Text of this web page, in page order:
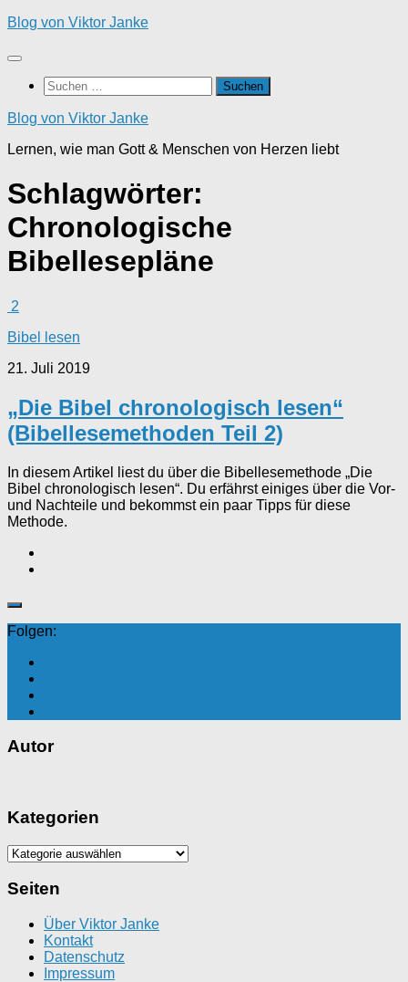
Zum
springen
Blog von Viktor Janke
Suchen
nach:
Blog von Viktor Janke
Lernen, wie man Gott & Menschen von Herzen liebt
Schlagwörter:
Chronologische
Bibellesepläne
2
Bibel lesen
21. Juli 2019
„Die Bibel chronologisch lesen“
(Bibellesemethoden Teil 2)
In diesem Artikel liest du über die Bibellesemethode „Die
Bibel chronologisch lesen“. Du erfährst einiges über die Vor-
und Nachteile und bekommst ein paar Tipps für diese
Methode.
Folgen:
Autor
Kategorien
Kategorien
Seiten
Über Viktor Janke
Kontakt
Datenschutz
Impressum